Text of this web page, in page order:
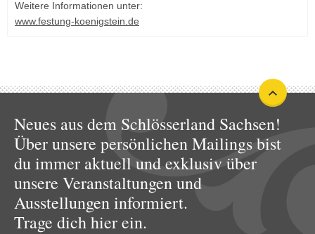
Weitere Informationen unter:
www.festung-koenigstein.de
Neues aus dem Schlösserland Sachsen!
Über unsere persönlichen Mailings bist
du immer aktuell und exklusiv über
unsere Veranstaltungen und
Ausstellungen informiert.
Trage dich hier ein.